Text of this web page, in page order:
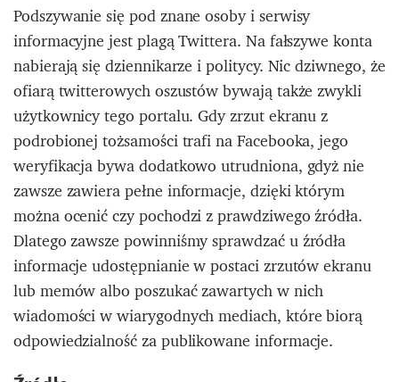
Podszywanie się pod znane osoby i serwisy
informacyjne jest plagą Twittera. Na fałszywe konta
nabierają się dziennikarze i politycy. Nic dziwnego, że
ofiarą twitterowych oszustów bywają także zwykli
użytkownicy tego portalu. Gdy zrzut ekranu z
podrobionej tożsamości trafi na Facebooka, jego
weryfikacja bywa dodatkowo utrudniona, gdyż nie
zawsze zawiera pełne informacje, dzięki którym
można ocenić czy pochodzi z prawdziwego źródła.
Dlatego zawsze powinniśmy sprawdzać u źródła
informacje udostępnianie w postaci zrzutów ekranu
lub memów albo poszukać zawartych w nich
wiadomości w wiarygodnych mediach, które biorą
odpowiedzialność za publikowane informacje.